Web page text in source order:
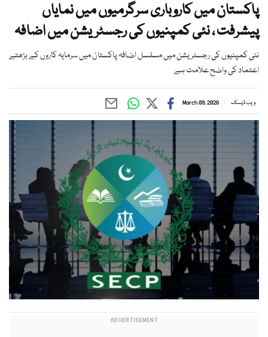
پاکستان میں کاروباری سرگرمیوں میں نمایاں
پیشرفت ، نئی کمپنیوں کی رجسٹریشن میں اضافہ
نئی کمپنیوں کی رجسٹریشن میں مسلسل اضافہ پاکستان میں سرمایہ کاروں کے بڑھتے
اعتماد کی واضح علامت ہے
ویب ڈیسک March 09, 2026